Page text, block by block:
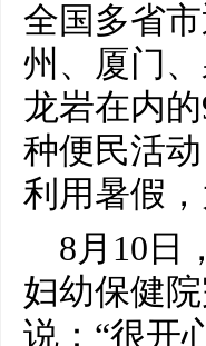
全国多省
州 、 厦门 、
龙岩在内
种便民活
利用暑假
8月10日
妇幼保健
说：“很开